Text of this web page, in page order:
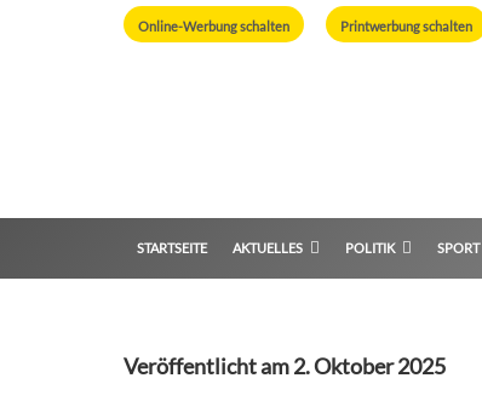
Online-Werbung schalten Printwerbung schalten
STARTSEITE AKTUELLES POLITIK SPORT
Veröffentlicht am2. Oktober 2025